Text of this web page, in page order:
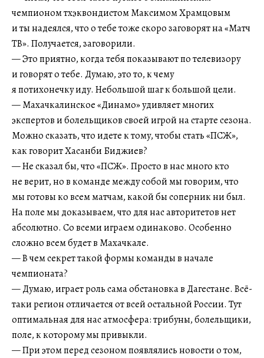
чемпионом тхэквондистом Максимом Храмцовым
и ты надеялся, что о тебе тоже скоро заговорят на «Матч
ТВ». Получается, заговорили.
— Это приятно, когда тебя показывают по телевизору
и говорят о тебе. Думаю, это то, к чему
я потихонечку иду. Небольшой шаг к большой цели.
— Махачкалинское «Динамо» удивляет многих
экспертов и болельщиков своей игрой на старте сезона.
Можно сказать, что идете к тому, чтобы стать «ПСЖ»,
как говорит Хасанби Биджиев?
— Не сказал бы, что «ПСЖ». Просто в нас много кто
не верит, но в команде между собой мы говорим, что
мы готовы ко всем матчам, какой бы соперник ни был.
На поле мы доказываем, что для нас авторитетов нет
абсолютно. Со всеми играем одинаково. Особенно
сложно всем будет в Махачкале.
— В чем секрет такой формы команды в начале
чемпионата?
— Думаю, играет роль сама обстановка в Дагестане. Всё-
таки регион отличается от всей остальной России. Тут
оптимальная для нас атмосфера: трибуны, болельщики,
поле, к которому мы привыкли.
— При этом перед сезоном появлялись новости о том,